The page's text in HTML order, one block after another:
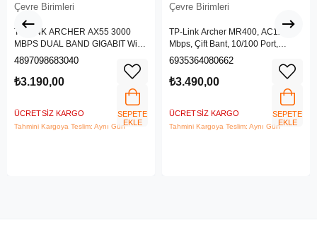
Çevre Birimleri
TP-LINK ARCHER AX55 3000
MBPS DUAL BAND GIGABIT Wi-Fi
6 ROUTER
4897098683040
₺3.190,00
ÜCRETSIZ KARGO
Tahmini Kargoya Teslim: Aynı Gün
SEPETE
EKLE
Çevre Birimleri
TP-Link Archer MR400, AC1200
Mbps, Çift Bant, 10/100 Port,
4G/3G SIM Yuvası, Kablosuz 4G
6935364080662
₺3.490,00
ÜCRETSIZ KARGO
Tahmini Kargoya Teslim: Aynı Gün
SEPETE
EKLE